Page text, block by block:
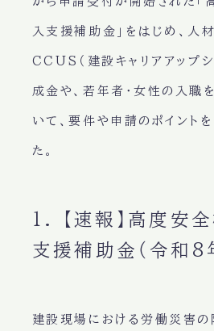
入支援補助金」をはじめ、人
CCUS（建設キャリアアップ
成金や、若年者・女性の入職
いて、要件や申請のポイントを
た。
1. 【速報】高度安
支援補助金（令和8
建設現場における労働災害の